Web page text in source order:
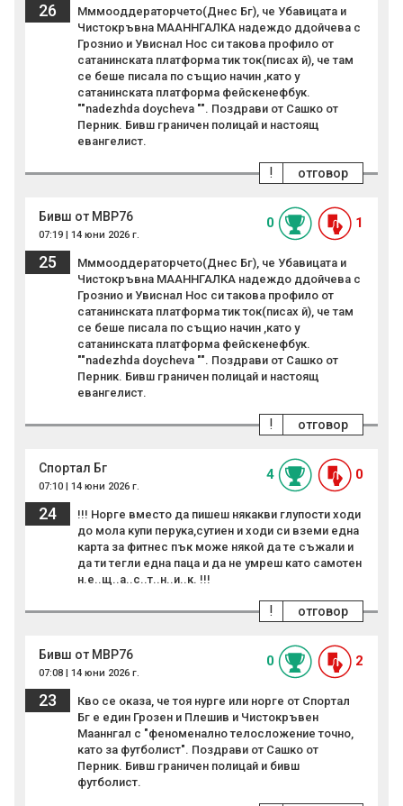
26
Мммооддераторчето(Днес Бг), че Убавицата и
Чистокръвна МААННГАЛКА надеждо ддойчева с
Грознио и Увиснал Нос си такова профило от
сатанинската платформа тик ток(писах й), че там
се беше писала по същио начин ,като у
сатанинската платформа фейскенефбук.
""nadezhda doycheva "". Поздрави от Сашко от
Перник. Бивш граничен полицай и настоящ
евангелист.
отговор
!
Бивш от МВР76
07:19 | 14 юни 2026 г.
0 1
25
Мммооддераторчето(Днес Бг), че Убавицата и
Чистокръвна МААННГАЛКА надеждо ддойчева с
Грознио и Увиснал Нос си такова профило от
сатанинската платформа тик ток(писах й), че там
се беше писала по същио начин ,като у
сатанинската платформа фейскенефбук.
""nadezhda doycheva "". Поздрави от Сашко от
Перник. Бивш граничен полицай и настоящ
евангелист.
отговор
!
Спортал Бг
07:10 | 14 юни 2026 г.
4 0
24
!!! Норге вместо да пишеш някакви глупости ходи
до мола купи перука,сутиен и ходи си вземи една
карта за фитнес пък може някой да те съжали и
да ти тегли една паца и да не умреш като самотен
н.е..щ..а..с..т..н..и..к. !!!
отговор
!
Бивш от МВР76
07:08 | 14 юни 2026 г.
0 2
23
Кво се оказа, че тоя нурге или норге от Спортал
Бг е един Грозен и Плешив и Чистокръвен
Мааннгал с "феноменално телосложение точно,
като за футболист". Поздрави от Сашко от
Перник. Бивш граничен полицай и бивш
футболист.